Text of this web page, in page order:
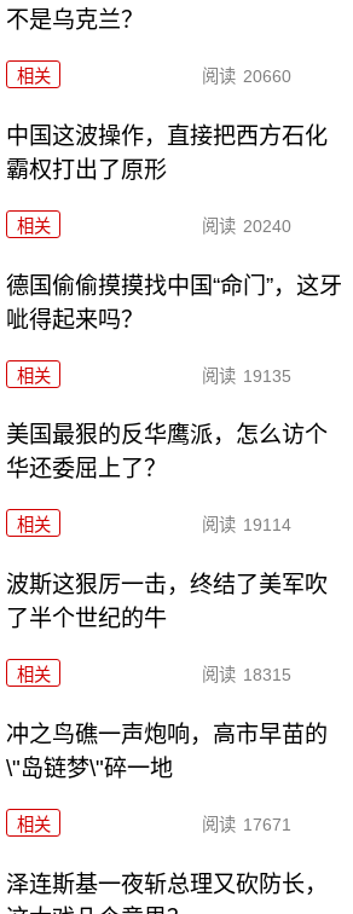
不是乌克兰？
相关 阅读 20660
中国这波操作，直接把西方石化
霸权打出了原形
相关 阅读 20240
德国偷偷摸摸找中国“命门”，这牙
呲得起来吗？
相关 阅读 19135
美国最狠的反华鹰派，怎么访个
华还委屈上了？
相关 阅读 19114
波斯这狠厉一击，终结了美军吹
了半个世纪的牛
相关 阅读 18315
冲之鸟礁一声炮响，高市早苗的
\"岛链梦\"碎一地
相关 阅读 17671
泽连斯基一夜斩总理又砍防长，